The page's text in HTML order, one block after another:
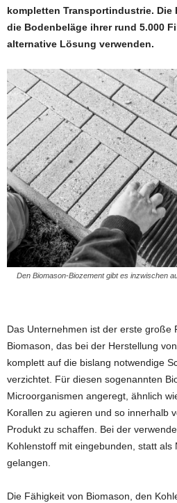
kompletten Transportindustrie. Die
die Bodenbeläge ihrer rund 5.000
alternative Lösung verwenden.
Den Biomason-Biozement gibt es inzwischen
Das Unternehmen ist der erste große
Biomason, das bei der Herstellung
komplett auf die bislang notwendige
verzichtet. Für diesen sogenannten
Microorganismen angeregt, ähnlich
Korallen zu agieren und so innerhalb
Produkt zu schaffen. Bei der
Kohlenstoff mit eingebunden, statt als
gelangen.
Die Fähigkeit von Biomason, den